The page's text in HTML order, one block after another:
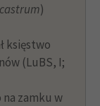
castrum)
księstwo
(LuBS, I;
zamku w